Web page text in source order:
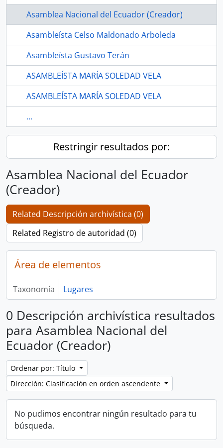
Asamblea Nacional del Ecuador (Creador)
Asambleísta Celso Maldonado Arboleda
Asambleísta Gustavo Terán
ASAMBLEÍSTA MARÍA SOLEDAD VELA
ASAMBLEÍSTA MARÍA SOLEDAD VELA
...
Restringir resultados por:
Asamblea Nacional del Ecuador
(Creador)
Related Descripción archivística (0)
Related Registro de autoridad (0)
Área de elementos
Taxonomía Lugares
0 Descripción archivística resultados
para Asamblea Nacional del
Ecuador (Creador)
Ordenar por: Título
Dirección: Clasificación en orden ascendente
No pudimos encontrar ningún resultado para tu
búsqueda.